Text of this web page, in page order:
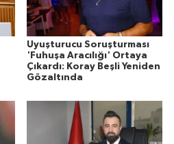
Uyuşturucu Soruşturması
'Fuhuşa Aracılığı' Ortaya
Çıkardı: Koray Beşli Yeniden
Gözaltında